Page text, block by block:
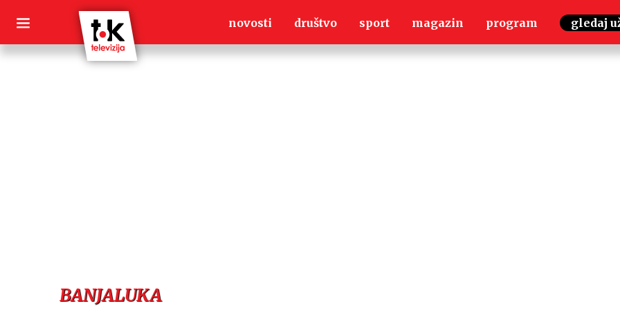
content
novosti društvo sport magazin program gledaj
BANJALUKA